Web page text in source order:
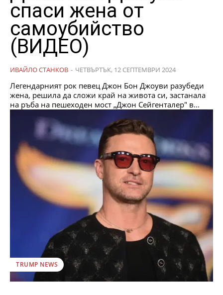
спаси жена от
самоубийство
(ВИДЕО)
ИВАЙЛО СТАНКОВ - ЧЕТВЪРТЪК, 12 СЕПТЕМВРИ 2024
Легендарният рок певец Джон Бон Джоуви разубеди
жена, решила да сложи край на живота си, застанала
на ръба на пешеходен мост „Джон Сейгенталер" в...
TRUMP NEWS